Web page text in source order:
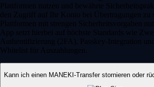
Plattformen nutzen und bewährte
den Zugriff auf Ihr Konto bei Übertragungen zu
Plattformen mit strengen Sicherheitsvorgaben
App setzt hierbei auf höchste Standards wie
Authentifizierung (2FA), Passkey-Integration
Whitelist für Auszahlungen.
Kann ich einen MANEKI-Transfer stornieren oder